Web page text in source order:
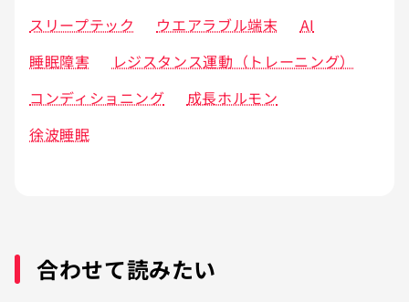
スリープテック
ウエアラブル端末
AI
睡眠障害
レジスタンス運動（トレーニング）
コンディショニング
成長ホルモン
徐波睡眠
合わせて読みたい